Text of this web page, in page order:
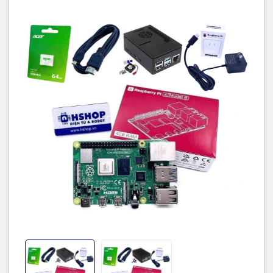
2
64GB chính hãng
3
Nguồn Chính Hãng Official Raspberry Pi 4 Power
Supply 5.1VDC 3A 15W USB-C
Vỏ bảo vệ bằng nhựa ABS Case for Raspberry Pi 4
V1hoặcV2 kèm quạt và tản nhiệt
Cáp chuyển Micro HDMI to HDMI Cable 1.5m
Quý khách muốn đổi qua các loại phụ kiện khác: Thẻ nhớ có dung
***Bộ sản phẩm được bảo hành 1 năm với các lỗi thuộc nhà sản
xuất cho toàn bộ máy và phụ kiện theo